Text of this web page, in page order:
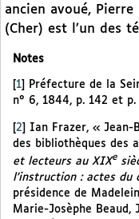
ancien avoué,
(Cher) est l’un des
Notes
1 Préfecture de la
n° 6, 1844, p. 142 et p.
[2] Ian Frazer, « Jean-
des bibliothèques des
et lecteurs au XIXe
l’instruction : actes du
présidence de
Marie-Josèphe Beaud,